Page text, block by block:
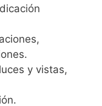
y vistas,